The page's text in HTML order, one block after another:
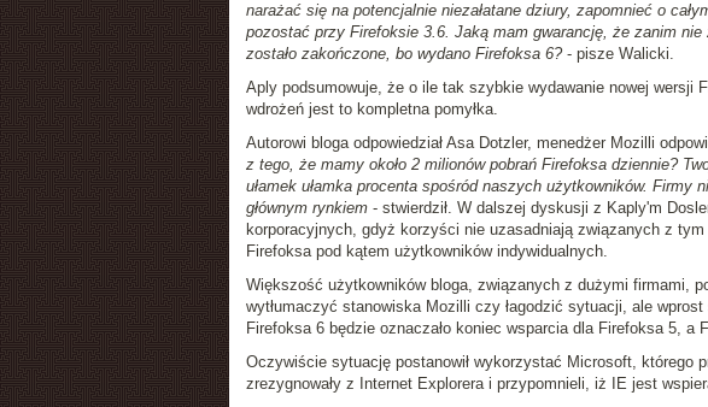
narażać się na potencjalnie niezałatane dziury, zapomnieć o
pozostać przy Firefoksie 3.6. Jaką mam gwarancję, że zanim
zostało zakończone, bo wydano Firefoksa 6?- pisze Walicki.
Aply podsumowuje, że o ile tak szybkie wydawanie nowej wersji
wdrożeń jest to kompletna pomyłka.
Autorowi bloga odpowiedział Asa Dotzler, menedżer Mozilli
z tego, że mamy około 2 milionów pobrań Firefoksa dziennie?
ułamek ułamka procenta spośród naszych użytkowników. Firmy
głównym rynkiem- stwierdził. W dalszej dyskusji z Kaply'm
korporacyjnych, gdyż korzyści nie uzasadniają związanych z
Firefoksa pod kątem użytkowników indywidualnych.
Większość użytkowników bloga, związanych z dużymi firmami,
wytłumaczyć stanowiska Mozilli czy łagodzić sytuacji, ale
Firefoksa 6 będzie oznaczało koniec wsparcia dla Firefoksa 5, a
Oczywiście sytuację postanowił wykorzystać Microsoft, którego
zrezygnowały z Internet Explorera i przypomnieli, iż IE jest